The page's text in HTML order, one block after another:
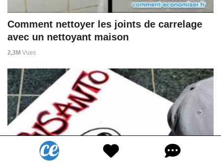
Comment nettoyer les joints de carrelage
avec un nettoyant maison
2,3M Vues